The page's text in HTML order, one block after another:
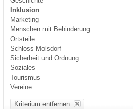
Inklusion
Marketing
Menschen mit Behinderung
Ortsteile
Schloss Molsdorf
Sicherheit und Ordnung
Soziales
Tourismus
Vereine
Kriterium entfernen